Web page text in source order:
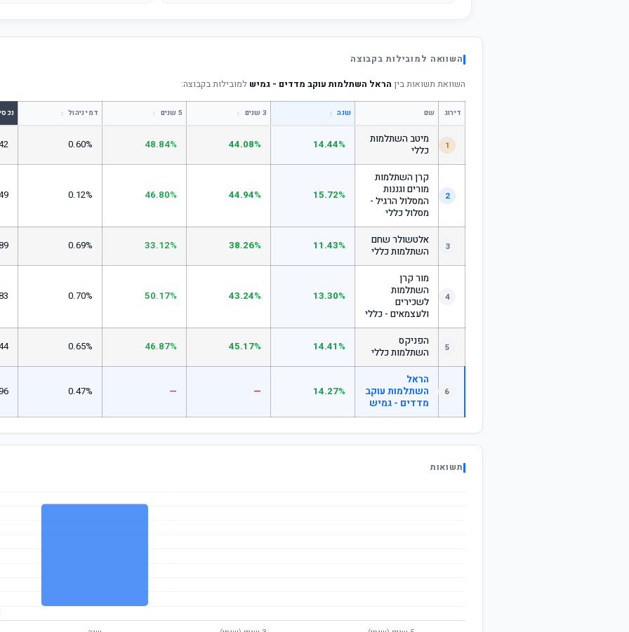
השוואה למובילות בקבוצה
השוואת תשואות בין הראל השתלמות עוקב מדדים - גמיש למובילות בקבוצה:
דירוג שם שנה ↕ 3 שנים ↕ 5 שנים ↕ דמי ניהול ↕
1
מיטב השתלמות
כללי
14.44%
44.08%
48.84%
0.60%
2
קרן השתלמות
מורים וגננות
המסלול הרגיל -
מסלול כללי
15.72%
44.94%
46.80%
0.12%
3
אלטשולר שחם
השתלמות כללי
11.43%
38.26%
33.12%
0.69%
4
מור קרן
השתלמות
לשכירים
ולעצמאים - כללי
13.30%
43.24%
50.17%
0.70%
5
הפניקס
השתלמות כללי
14.41%
45.17%
46.87%
0.65%
6
הראל
השתלמות עוקב
מדדים - גמיש
14.27%
—
—
0.47%
תשואות